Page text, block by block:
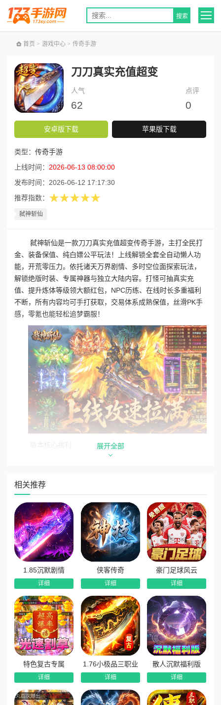
首页 > 游戏中心 > 传奇手游
刀刀真实充值超变
人气
62
点评
0
安卓版下载 苹果版下载
类型： 传奇手游
上线时间： 2026-06-13 08:00:00
发布时间： 2026-06-12 17:17:30
推荐指数： ★★★★★
弑神斩仙
弑神斩仙是一款刀刀真实充值超变传奇手游，主打全民打
金、装备保值、纯白嫖公平玩法！上线解锁全套全自动懒人功
能，开荒零压力。依托诸天万界剧情、多时空位面探索玩法，
解锁绝版时装、专属神器与独立大陆内容。打怪可抽真实充
值、提升炼体等级领大额红包，NPC历练、在线时长多重福利
不断，所有内容均可手打获取，交易体系成熟保值，丝滑PK手
感，零氪也能轻松追梦霸服！
级，炼体层级越高，可领取的红包额度越大，收益无上限。
3、NPC历练多重奖励：刷怪积攒历练材料，完成NPC历
练任务，可海量领取红包、灵币、养成材料与真实充值福利。
4、累计在线领海量货币：累计在线时长即可免费领取大量
游戏货币，挂机即可囤满资源，发育全程无压力。
5、在线时长叠加红包：长时间在线可叠加领取海量红包福
展开全部
相关推荐
1.85沉默剧情
详细
侠客传奇
详细
豪门足球风云
详细
特色复古专属
详细
1.76小极品三职业
详细
散人沉默福利版
详细